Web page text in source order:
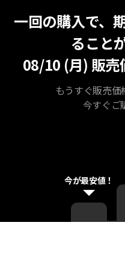
一回の購入で、
ること
08/10 (月) 販売
もうすぐ販売価
今すぐご
今が最安値！